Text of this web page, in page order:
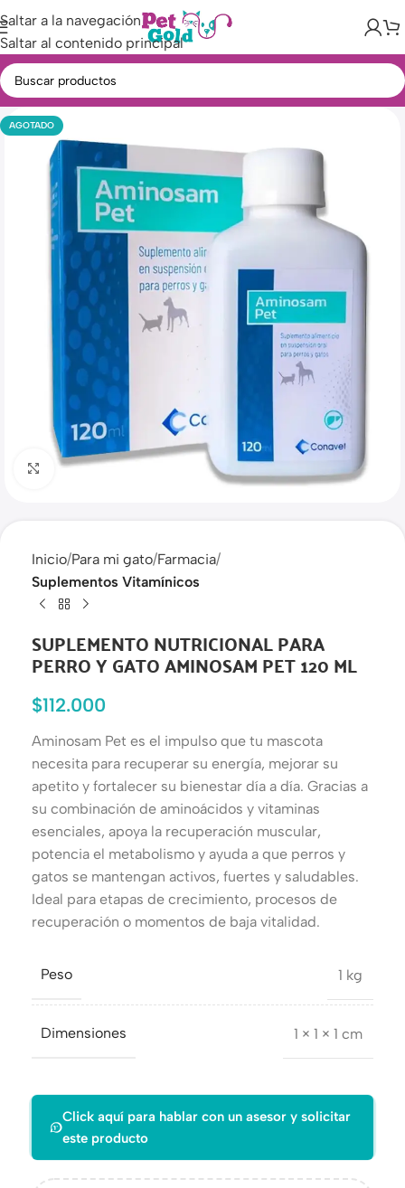
Saltar a la navegación
Saltar al contenido principal
AGOTADO
Haga clic para ampliar
Inicio Para mi gato Farmacia
Suplementos Vitamínicos
SUPLEMENTO NUTRICIONAL PARA
PERRO Y GATO AMINOSAM PET 120 ML
$112.000
Aminosam Pet es el impulso que tu mascota
necesita para recuperar su energía, mejorar su
apetito y fortalecer su bienestar día a día. Gracias a
su combinación de aminoácidos y vitaminas
esenciales, apoya la recuperación muscular,
potencia el metabolismo y ayuda a que perros y
gatos se mantengan activos, fuertes y saludables.
Ideal para etapas de crecimiento, procesos de
recuperación o momentos de baja vitalidad.
Peso 1 kg
Dimensiones 1 × 1 × 1 cm
Click aquí para hablar con un asesor y solicitar
este producto